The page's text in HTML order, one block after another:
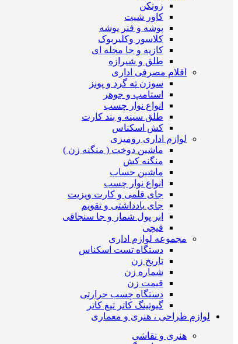
زونکن
کاور شیت
پوشه و فنر پوشه
کلاسور وکلیربوک
کازیه و جا مجله ای
طلق و شیرازه
اقلام مصرفی اداری
سوزن ته گرد و پونز
استامپ و جوهر
انواع نوار چسب
طلق سینه و بند کارت
کش اسکناس
لوازم اداری رومیزی
ماشین دوخت ( منگنه زن )
منگنه کش
ماشین حساب
انواع نوار چسب
جای قلمی و کارت ویزیت
جای یادداشتی و تقویم
ابر پول شمار و جا سنجاقی
قیچی
مجموعه لوازم اداری
دستگاه تست اسکناس
تاریخ زن
شماره زن
قیمت زن
دستگاه چسب حرارتی
گیوتینگ کاتر تیغ کاتر
لوازم طراحی ، هنری و معماری
هنری و نقاشی